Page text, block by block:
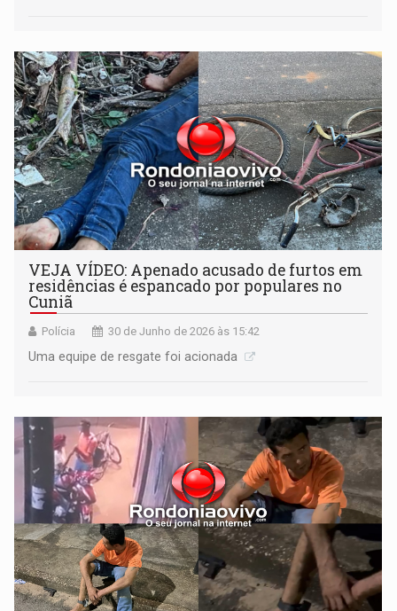
VEJA VÍDEO: Apenado acusado de furtos em
residências é espancado por populares no
Cuniã
Polícia 30 de Junho de 2026 às 15:42
​Uma equipe de resgate foi acionada